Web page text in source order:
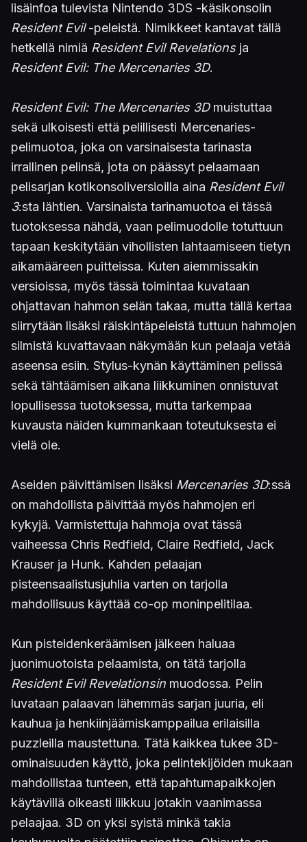
lisäinfoa tulevista Nintendo 3DS -käsikonsolin
Resident Evil-peleistä. Nimikkeet kantavat tällä
hetkellä nimiä Resident Evil Revelationsja
Resident Evil: The Mercenaries 3D.
Resident Evil: The Mercenaries 3Dmuistuttaa
sekä ulkoisesti että pelillisesti Mercenaries-
pelimuotoa, joka on varsinaisesta tarinasta
irrallinen pelinsä, jota on päässyt pelaamaan
pelisarjan kotikonsoliversioilla aina Resident Evil
3:sta lähtien. Varsinaista tarinamuotoa ei tässä
tuotoksessa nähdä, vaan pelimuodolle totuttuun
tapaan keskitytään vihollisten lahtaamiseen tietyn
aikamääreen puitteissa. Kuten aiemmissakin
versioissa, myös tässä toimintaa kuvataan
ohjattavan hahmon selän takaa, mutta tällä kertaa
siirrytään lisäksi räiskintäpeleistä tuttuun hahmojen
silmistä kuvattavaan näkymään kun pelaaja vetää
aseensa esiin. Stylus-kynän käyttäminen pelissä
sekä tähtäämisen aikana liikkuminen onnistuvat
lopullisessa tuotoksessa, mutta tarkempaa
kuvausta näiden kummankaan toteutuksesta ei
vielä ole.
Aseiden päivittämisen lisäksi Mercenaries 3D:ssä
on mahdollista päivittää myös hahmojen eri
kykyjä. Varmistettuja hahmoja ovat tässä
vaiheessa Chris Redfield, Claire Redfield, Jack
Krauser ja Hunk. Kahden pelaajan
pisteensaalistusjuhlia varten on tarjolla
mahdollisuus käyttää co-op moninpelitilaa.
Kun pisteidenkeräämisen jälkeen haluaa
juonimuotoista pelaamista, on tätä tarjolla
Resident Evil Revelationsin muodossa. Pelin
luvataan palaavan lähemmäs sarjan juuria, eli
kauhua ja henkiinjäämiskamppailua erilaisilla
puzzleilla maustettuna. Tätä kaikkea tukee 3D-
ominaisuuden käyttö, joka pelintekijöiden mukaan
mahdollistaa tunteen, että tapahtumapaikkojen
käytävillä oikeasti liikkuu jotakin vaanimassa
pelaajaa. 3D on yksi syistä minkä takia